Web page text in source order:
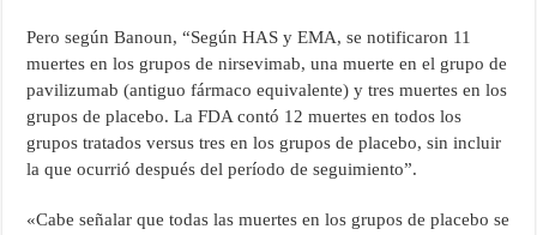
Pero según Banoun, “Según HAS y EMA, se notificaron 11
muertes en los grupos de nirsevimab, una muerte en el grupo de
pavilizumab (antiguo fármaco equivalente) y tres muertes en los
grupos de placebo. La FDA contó 12 muertes en todos los
grupos tratados versus tres en los grupos de placebo, sin incluir
la que ocurrió después del período de seguimiento”.
«Cabe señalar que todas las muertes en los grupos de placebo se